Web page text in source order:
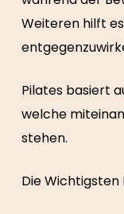
Weiteren hilft
Pilates basiert
welche
stehen.
Die Wichtigsten